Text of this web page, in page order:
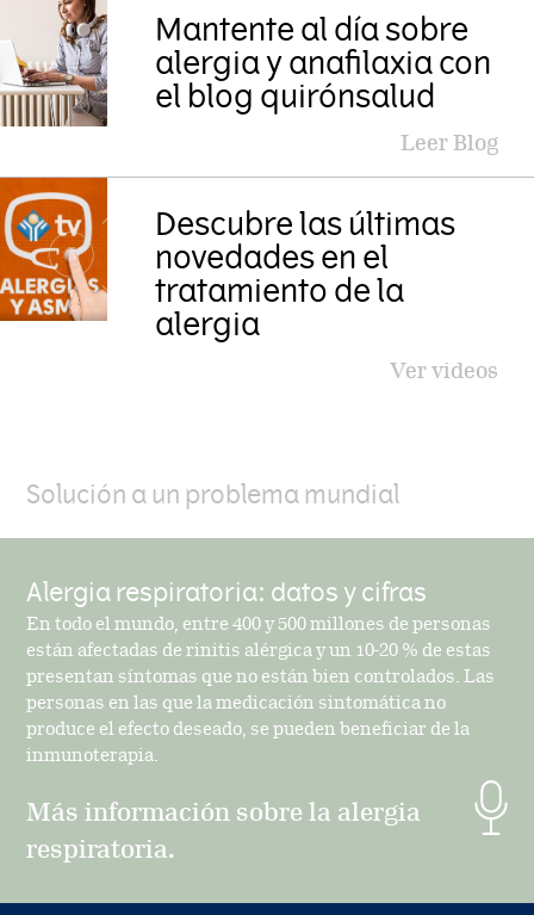
Mantente al día sobre
alergia y anafilaxia con
el blog quirónsalud
Leer Blog
Descubre las últimas
novedades en el
tratamiento de la
alergia
Ver videos
Solución a un problema mundial
Alergia respiratoria: datos y cifras
En todo el mundo, entre 400 y 500 millones de personas
están afectadas de rinitis alérgica y un 10-20 % de estas
presentan síntomas que no están bien controlados. Las
personas en las que la medicación sintomática no
produce el efecto deseado, se pueden beneficiar de la
inmunoterapia.
Más información sobre la alergia
respiratoria.